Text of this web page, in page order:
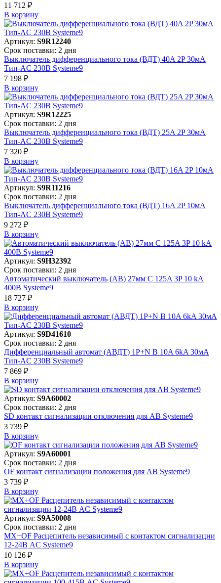
11 712 ₽
В корзинy
Артикул: S9R12240
Срок поставки: 2 дня
Выключатель дифференциального тока (ВДТ) 40A 2P 30мА
Тип-AC 230В Systeme9
7 198 ₽
В корзинy
Артикул: S9R12225
Срок поставки: 2 дня
Выключатель дифференциального тока (ВДТ) 25A 2P 30мА
Тип-AC 230В Systeme9
7 320 ₽
В корзинy
Артикул: S9R11216
Срок поставки: 2 дня
Выключатель дифференциального тока (ВДТ) 16A 2P 10мА
Тип-AC 230В Systeme9
9 272 ₽
В корзинy
Артикул: S9H32392
Срок поставки: 2 дня
Автоматический выключатель (АВ) 27мм C 125A 3P 10 kA
400В Systeme9
18 727 ₽
В корзинy
Артикул: S9D41610
Срок поставки: 2 дня
Дифференциальный автомат (АВДТ) 1P+N B 10A 6kA 30мА
Тип-AC 230В Systeme9
7 869 ₽
В корзинy
Артикул: S9A60002
Срок поставки: 2 дня
SD контакт сигнализации отключения для АВ Systeme9
3 739 ₽
В корзинy
Артикул: S9A60001
Срок поставки: 2 дня
OF контакт сигнализации положения для АВ Systeme9
3 739 ₽
В корзинy
Артикул: S9A50008
Срок поставки: 2 дня
MX+OF Расцепитель независимый с контактом сигнализации
12-24В AC Systeme9
10 126 ₽
В корзинy